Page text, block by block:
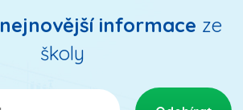
nejnovější informace ze
školy